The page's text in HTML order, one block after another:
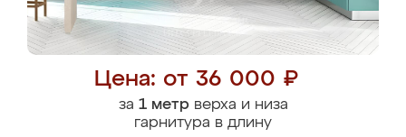
Цена: от 36 000 ₽
за 1 метрверха и низа
гарнитура в длину